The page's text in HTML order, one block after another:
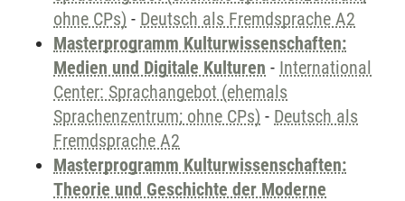
ohne CPs) - Deutsch als Fremdsprache A2
Masterprogramm Kulturwissenschaften:
Medien und Digitale Kulturen - International
Center: Sprachangebot (ehemals
Sprachenzentrum; ohne CPs) - Deutsch als
Fremdsprache A2
Masterprogramm Kulturwissenschaften:
Theorie und Geschichte der Moderne